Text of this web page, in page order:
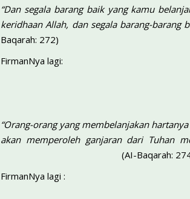
“Dan segala barang baik yang kamu
keridhaan Allah, dan segala barang-
Baqarah: 272)
FirmanNya lagi:
“Orang-orang yang membelanjakan
akan memperoleh ganjaran
(AI-Baqarah:
FirmanNya lagi :